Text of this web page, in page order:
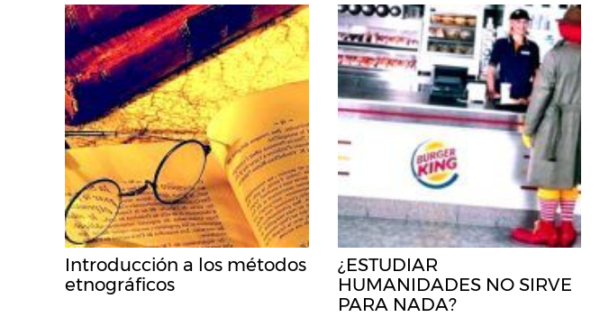
Introducción a los métodos
etnográficos
¿ESTUDIAR
HUMANIDADES NO SIRVE
PARA NADA?